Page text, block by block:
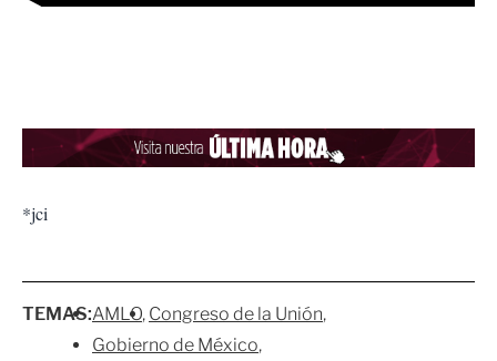
*jci
TEMAS:AMLO Congreso de la Unión
Gobierno de México